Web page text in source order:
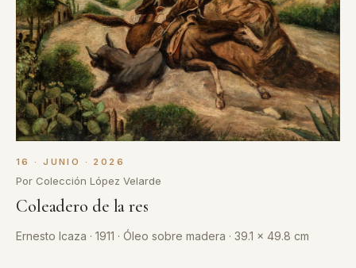
16 · JUNIO · 2026
Por Colección López Velarde
Coleadero de la res
Ernesto Icaza · 1911 · Óleo sobre madera · 39.1 x 49.8 cm